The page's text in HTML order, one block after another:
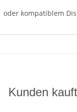
oder kompatiblem
Kunden